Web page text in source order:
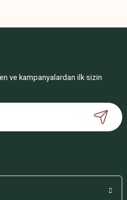
ve kampanyalardan ilk sizin